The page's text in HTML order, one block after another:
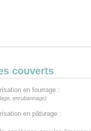
couverts
en fourrage :
enrubannage)
en pâturage :